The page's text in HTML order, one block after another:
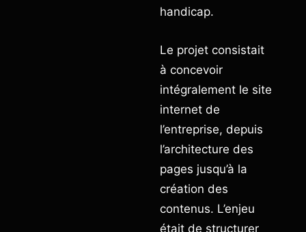
handicap.
Le projet consistait
à concevoir
intégralement le site
internet de
l’entreprise, depuis
l’architecture des
pages jusqu’à la
création des
contenus. L’enjeu
était de structurer